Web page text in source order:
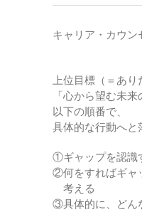
キャリア・カウン
上位目標（＝あり
「心から望む未来
以下の順番で、
具体的な行動へと
①ギャップを認識
②何をすればギャ
考える
③具体的に、どん